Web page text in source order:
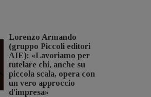
Lorenzo Armando
(gruppo Piccoli editori
AIE): «Lavoriamo per
tutelare chi, anche su
piccola scala, opera con
un vero approccio
d'impresa»